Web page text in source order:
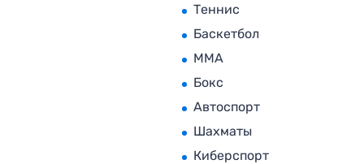
Теннис
Баскетбол
MMA
Бокс
Автоспорт
Шахматы
Киберспорт